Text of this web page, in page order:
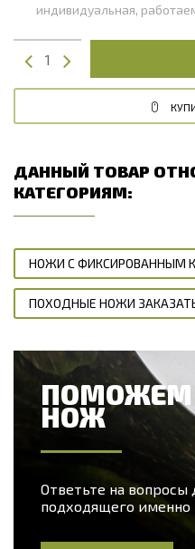
индивидуальная,
ДАННЫЙ ТОВАР
КАТЕГОРИЯМ:
НОЖИ С ФИКСИРОВАННЫМ
ПОХОДНЫЕ НОЖИ
ПОМОЖЕМ
НОЖ
Ответьте на вопросы
подходящего именно